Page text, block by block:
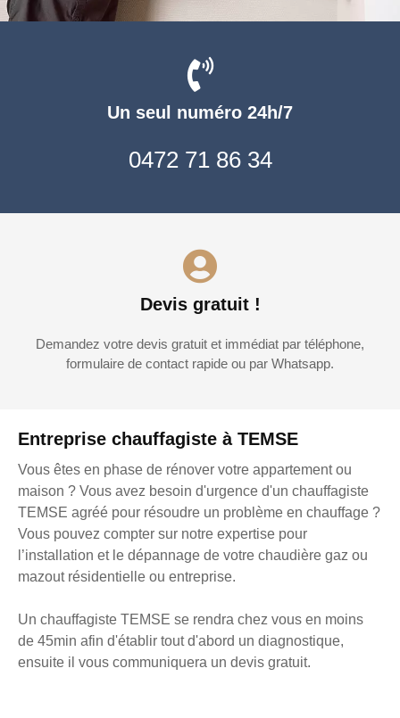
Entreprise chauffagiste à TEMSE
Vous êtes en phase de rénover votre appartement ou
maison ? Vous avez besoin d'urgence d'un chauffagiste
TEMSE agréé pour résoudre un problème en chauffage ?
Vous pouvez compter sur notre expertise pour
l’installation et le dépannage de votre chaudière gaz ou
mazout résidentielle ou entreprise.
Un chauffagiste TEMSE se rendra chez vous en moins
de 45min afin d'établir tout d'abord un diagnostique,
ensuite il vous communiquera un devis gratuit.
Un seul numéro 24h/7
0472 71 86 34
Devis gratuit !
Demandez votre devis gratuit et immédiat par téléphone,
formulaire de contact rapide ou par Whatsapp.